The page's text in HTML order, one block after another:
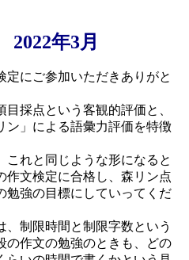
年3月
にご参加いただきありがと
採点という客観的評価と、
ン」による語彙力評価を特徴
れと同じような形になると
作文検定に合格し、森リン点
勉強の目標にしていってくだ
制限時間と制限字数という
の作文の勉強のときも、どの